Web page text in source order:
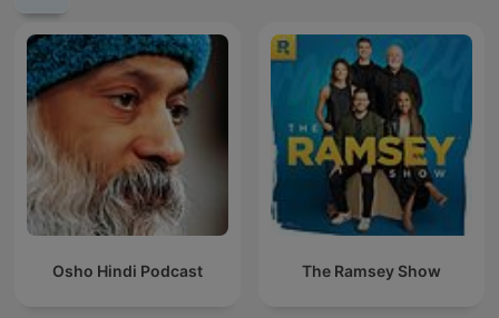
Osho Hindi Podcast The Ramsey Show